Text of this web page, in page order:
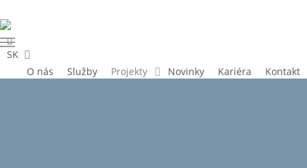
to
main
content
linkedin
SK
Menu
O nás Služby Projekty Novinky Kariéra Kontakt